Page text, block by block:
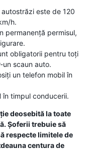
este de 120
h.
permanență permisul,
obligatorii pentru toți
scaun auto.
un telefon mobil în
în timpul conducerii.
deosebită la toate
Șoferii trebuie să
respecte limitele de
centura de